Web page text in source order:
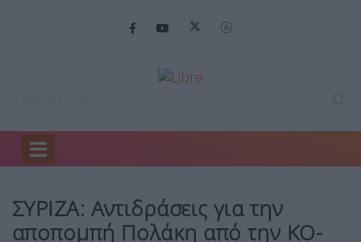
Home
ΣΥΡΙΖΑ: Αντιδράσεις για την
αποπομπή Πολάκη από την ΚΟ-